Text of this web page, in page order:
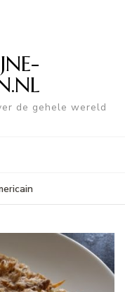
de gehele wereld